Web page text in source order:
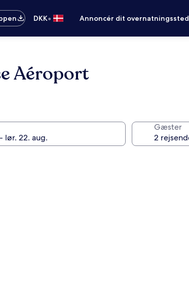
DKK• Annoncér dit overnatningssted
Aéroport
Gæster